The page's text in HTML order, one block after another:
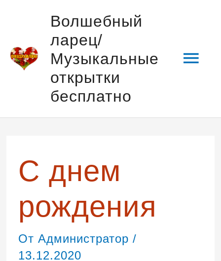
содержимому
Волшебный
ларец/
Музыкальные
открытки
бесплатно
С днем
рождения
От Администратор /
13.12.2020